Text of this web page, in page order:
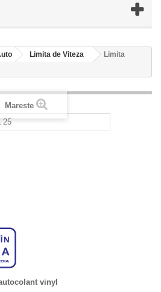
Limita de Viteza
Limita
Mareste
vinyl